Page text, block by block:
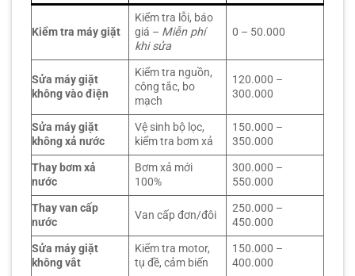
Kiểm tra máy giặt
Kiểm tra lỗi, báo
giá – Miễn phí
khi sửa
0 – 50.000
Sửa máy giặt
không vào điện
Kiểm tra nguồn,
công tắc, bo
mạch
120.000 –
300.000
Sửa máy giặt
không xả nước
Vệ sinh bộ lọc,
kiểm tra bơm xả
150.000 –
350.000
Thay bơm xả
nước
Bơm xả mới
100%
300.000 –
550.000
Thay van cấp
nước
Van cấp đơn/đôi
250.000 –
450.000
Sửa máy giặt
không vắt
Kiểm tra motor,
tụ đề, cảm biến
150.000 –
400.000